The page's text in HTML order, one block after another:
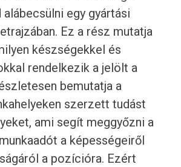
alábecsülni egy gyártási
Ez a rész mutatja
készségekkel és
rendelkezik a jelölt a
bemutatja a
szerzett tudást
ami segít meggyőzni a
a képességeiről
a pozícióra. Ezért